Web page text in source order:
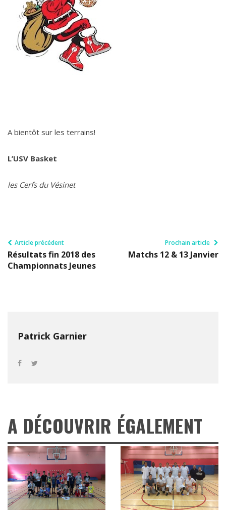
A bientôt sur les terrains!
L’USV Basket
les Cerfs du Vésinet
Article précédent
Résultats fin 2018 des
Championnats Jeunes
Prochain article
Matchs 12 & 13 Janvier
Patrick Garnier
A DÉCOUVRIR ÉGALEMENT